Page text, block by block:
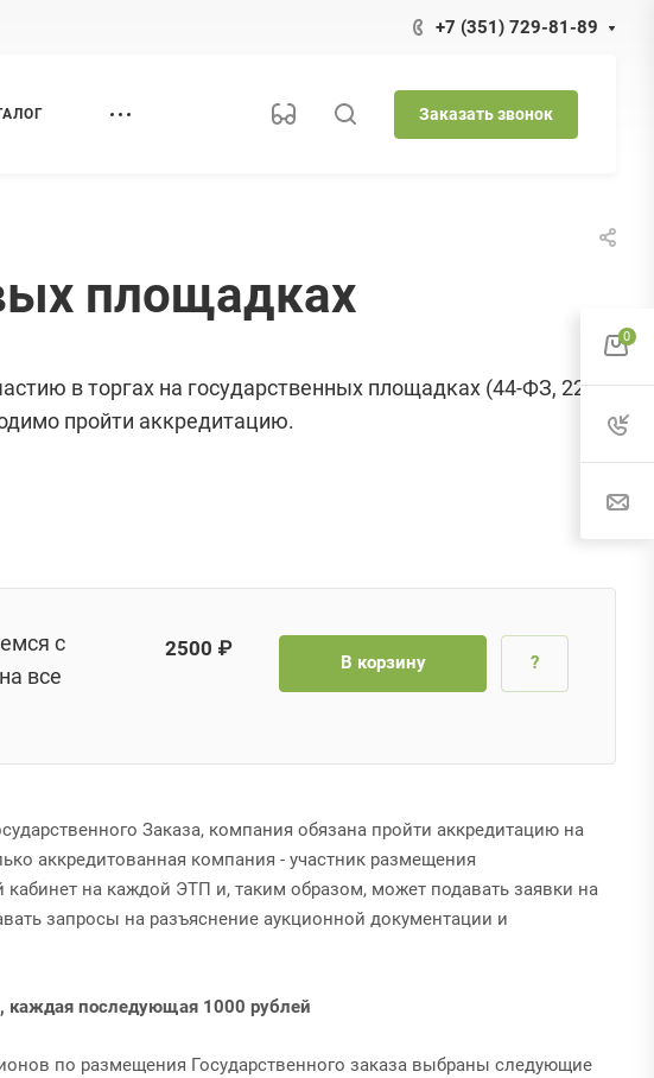
+7 (351) 729-81-89
Заказать звонок
площадках
в торгах на государственных площадках (44-ФЗ, 223-
пройти аккредитацию.
с
все
2500 ₽
В корзину ?
Заказа, компания обязана пройти аккредитацию на
аккредитованная компания - участник размещения
кабинет на каждой ЭТП и, таким образом, может подавать заявки на
запросы на разъяснение аукционной документации и
каждая последующая 1000 рублей
по размещения Государственного заказа выбраны следующие
0